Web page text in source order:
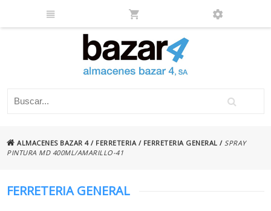
ALMACENES BAZAR 4/ FERRETERIA / FERRETERIA GENERAL / SPRAY
PINTURA MD 400ML/AMARILLO-41
FERRETERIA GENERAL